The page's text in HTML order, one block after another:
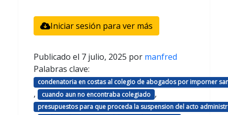
Iniciar sesión para ver más
Publicado el 7 julio, 2025 por manfred
Palabras clave:
condenatoria en costas al colegio de abogados por imporner
, cuando aun no encontraba colegiado ,
presupuestos para que proceda la suspension del acto